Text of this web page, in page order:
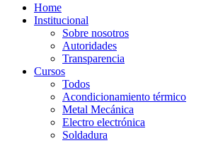
Home
Institucional
Sobre nosotros
Autoridades
Transparencia
Cursos
Todos
Acondicionamiento térmico
Metal Mecánica
Electro electrónica
Soldadura